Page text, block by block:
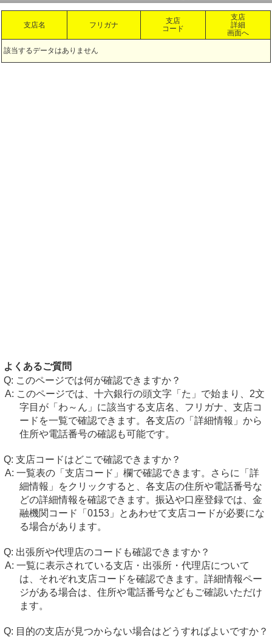
支店名 フリガナ
支店
コード
支店
詳細
画面へ
該当するデータはありません
よくあるご質問
このページでは何が確認できますか？
このページでは、十六銀行の頭文字「た」で始まり、2文
字目が「わ～ん」に該当する支店名、フリガナ、支店コ
ードを一覧で確認できます。各支店の「詳細情報」から
住所や電話番号の確認も可能です。
支店コードはどこで確認できますか？
一覧表の「支店コード」欄で確認できます。さらに「詳
細情報」をクリックすると、各支店の住所や電話番号な
どの詳細情報を確認できます。振込や口座登録では、金
融機関コード「0153」とあわせて支店コードが必要にな
る場合があります。
出張所や代理店のコードも確認できますか？
一覧に表示されている支店・出張所・代理店について
は、それぞれ支店コードを確認できます。詳細情報ペー
ジがある場合は、住所や電話番号などもご確認いただけ
ます。
目的の支店が見つからない場合はどうすればよいですか？